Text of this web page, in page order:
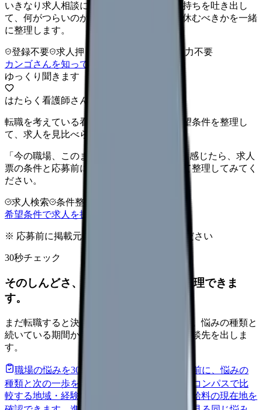
いきなり求人相談には進みません。今の気持ちを吐き出し
て、何がつらいのか、辞めるべきか、少し休むべきかを一緒
に整理します。
登録不要 求人押し売りなし
病院名は入力不要
カンゴさんを知ってから相談する
ゆっくり聞きます
はたらく看護師さん 求人
転職を考えている看護師さんへ。まずは希望条件を整理し
て、求人を見比べられます。
「今の職場、このままでいいのかな...」そう感じたら、求人
票の条件と応募前に確認したい不安を分けて整理してみてく
ださい。
求人検索 条件整理
希望条件で求人を探す
※ 応募前に掲載元の最新情報を確認してください
30秒チェック
そのしんどさ、転職すべきサインか整理できま
す。
まだ転職すると決めていなくても大丈夫です。悩みの種類と
続いている期間から、次に見るべき記事と相談先を出しま
す。
職場の悩みを30秒で診断
辞めるべきか迷う前に、悩みの
種類と次の一歩を整理します。
給料コンパスで比
較する地域・経験年数・施設形態から、今の給料の現在地を